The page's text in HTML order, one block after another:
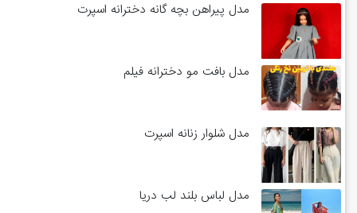
مدل پیراهن بچه گانه دخترانه اسپرت
مدل بافت مو دخترانه فیلم
مدل شلوار زنانه اسپرت
مدل لباس بلند لب دریا